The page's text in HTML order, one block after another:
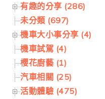
有趣的分享 (286)
未分類 (697)
機車大小事分享 (4)
機車試駕 (4)
櫻花廚藝 (1)
汽車相關 (25)
活動體驗 (475)